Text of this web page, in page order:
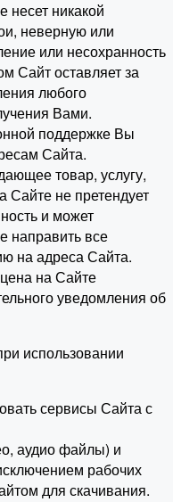
несет никакой
неверную или
или несохранность
Сайт оставляет за
любого
Вами.
поддержке Вы
Сайта.
товар, услугу,
Сайте не претендует
и может
направить все
на адреса Сайта.
на Сайте
уведомления об
использовании
сервисы Сайта с
аудио файлы) и
рабочих
для скачивания.